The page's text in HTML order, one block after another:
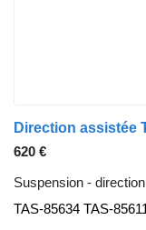
620 €
Suspension -
TAS-85634 TAS-